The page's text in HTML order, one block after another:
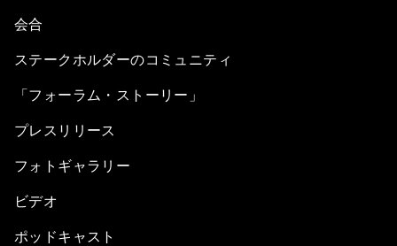
会合
ステークホルダーのコミュニティ
「フォーラム・ストーリー」
プレスリリース
フォトギャラリー
ビデオ
ポッドキャスト